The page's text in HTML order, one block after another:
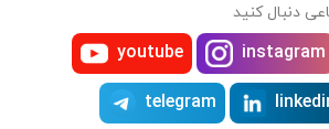
دنبال کنید
instagram
youtube
telegram